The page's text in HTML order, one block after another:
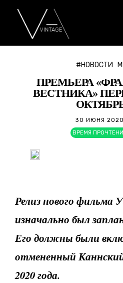
#НОВОСТИ
ПРЕМЬЕРА
ВЕСТНИКА»
ОКТЯБРЬ
30 ИЮНЯ 2020
ВРЕМЯ
Релиз нового фильма
изначально был
Его должны были
отмененный
2020 года.